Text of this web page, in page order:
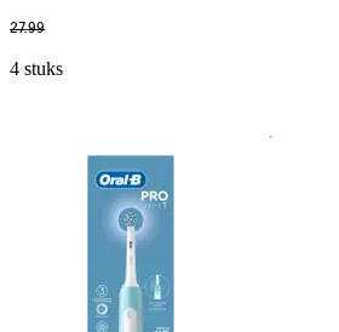
27.99
4 stuks